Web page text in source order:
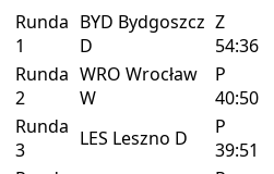
Runda
1
BYD Bydgoszcz
D
Z
54:36
Runda
2
WRO Wrocław
W
P
40:50
Runda
3
LES Leszno D
P
39:51